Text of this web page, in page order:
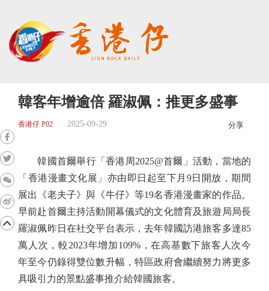
韓客年增逾倍 羅淑佩：推更多盛事
香港仔 P02 2025-09-29 分享
韓國首爾舉行「香港周2025@首爾」活動，當地的
「香港漫畫文化展」亦由即日起至下月9日開放，期間
展出《老夫子》與《牛仔》等19名香港漫畫家的作品。
早前赴首爾主持活動開幕儀式的文化體育及旅遊局局長
羅淑佩昨日在社交平台表示，去年韓國訪港旅客多達85
萬人次，較2023年增加109%，在高基數下旅客人次今
年至今仍錄得雙位數升幅，特區政府會繼續努力將更多
具吸引力的景點盛事推介給韓國旅客。